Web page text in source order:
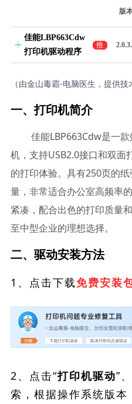
版
佳能LBP663Cdw
打印机驱动程序
推
荐
（由金山毒霸-电脑医生，提供技
一、打印机简介
佳能LBP663Cdw是一
机，支持USB2.0接口和双面
的打印体验。具有250页的
量，非常适合办公室高频率
紧凑，配合出色的打印质量
至中型企业的理想选择。
二、驱动安装方法
1、点击下载免费安装
2、点击“打印机驱动”
索，根据操作系统版本